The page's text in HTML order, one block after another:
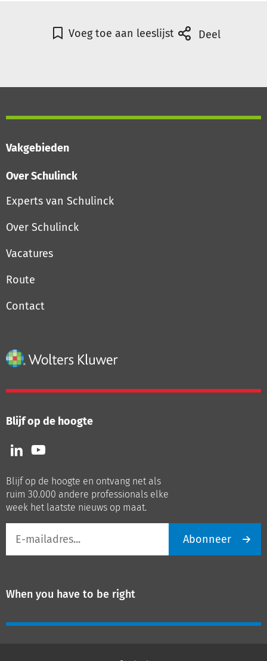
Voeg toe aan leeslijst Deel
Vakgebieden
Over Schulinck
Experts van Schulinck
Over Schulinck
Vacatures
Route
Contact
Blijf op de hoogte
Volg
ons
LinkedIn
Volg
ons
Youtube
Blijf op de hoogte en ontvang net als
ruim 30.000 andere professionals elke
week het laatste nieuws op maat.
mailadres
Abonneer
When you have to be right